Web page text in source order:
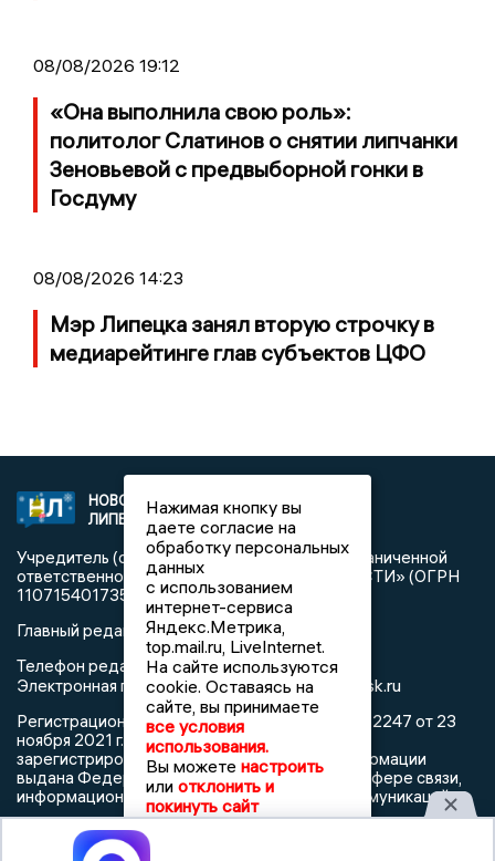
08/08/2026 19:12
«Она выполнила свою роль»:
политолог Слатинов о снятии липчанки
Зеновьевой с предвыборной гонки в
Госдуму
08/08/2026 14:23
Мэр Липецка занял вторую строчку в
медиарейтинге глав субъектов ЦФО
НОВОСТИ
ЛИПЕЦКА
2021 © NEWSLIPETSK.RU | СИ
«Новости Липецка»
Учредитель (соучредители): Общество с ограниченной
ответственностью «РЕГИОНАЛЬНЫЕ НОВОСТИ» (ОГРН
1107154017354)
Главный редактор: Герцог Е.Г.
Телефон редакции: +7 903 699 9427
Электронная почта редакции:info@newslipetsk.ru
Регистрационный номер: серия Эл № ФС77-82247 от 23
ноября 2021 г. согласно выписке из реестра
зарегистрированных средств массовой информации
выдана Федеральной службой по надзору в сфере связи,
информационных технологий и массовых коммуникаций
Нажимая кнопку вы
даете согласие на
обработку персональных
данных
с использованием
интернет-сервиса
Яндекс.Метрика,
top.mail.ru, LiveInternet.
На сайте используются
cookie. Оставаясь на
сайте, вы принимаете
все условия
использования.
Вы можете настроить
или отклонить и
покинуть сайт